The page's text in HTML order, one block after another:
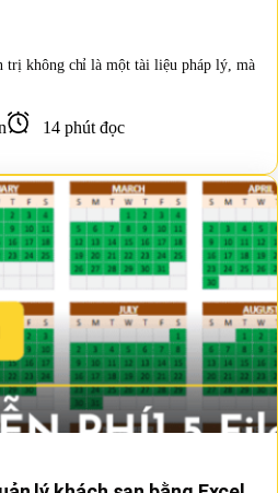
trị không chỉ là một tài liệu pháp lý, mà
14 phút đọc